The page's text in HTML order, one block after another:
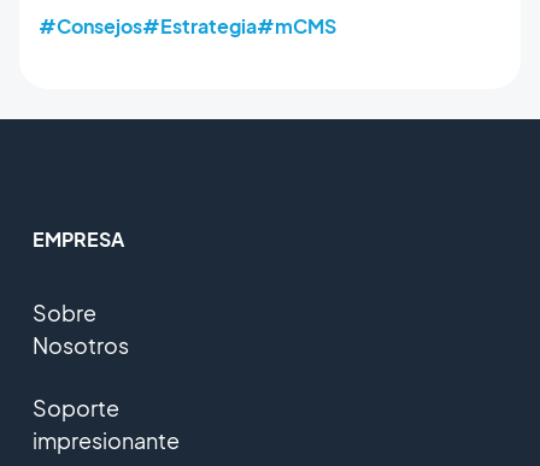
#Consejos#Estrategia#mCMS
EMPRESA
Sobre
Nosotros
Soporte
impresionante